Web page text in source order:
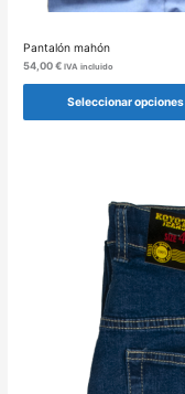
Pantalón mahón
54,00€ IVA incluido
Seleccionar opciones